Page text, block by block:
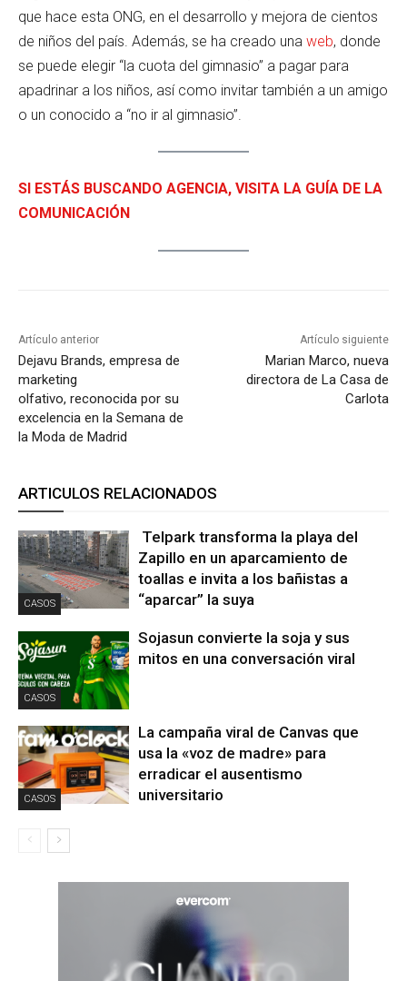
que hace esta ONG, en el desarrollo y mejora de cientos
de niños del país. Además, se ha creado una web, donde
se puede elegir “la cuota del gimnasio” a pagar para
apadrinar a los niños, así como invitar también a un amigo
o un conocido a “no ir al gimnasio”.
SI ESTÁS BUSCANDO AGENCIA, VISITA LA GUÍA DE LA
COMUNICACIÓN
Artículo anterior
Dejavu Brands, empresa de
marketing
olfativo, reconocida por su
excelencia en la Semana de
la Moda de Madrid
Artículo siguiente
Marian Marco, nueva
directora de La Casa de
Carlota
ARTICULOS RELACIONADOS
CASOS
Telpark transforma la playa del
Zapillo en un aparcamiento de
toallas e invita a los bañistas a
“aparcar” la suya
CASOS
Sojasun convierte la soja y sus
mitos en una conversación viral
CASOS
La campaña viral de Canvas que
usa la «voz de madre» para
erradicar el ausentismo
universitario